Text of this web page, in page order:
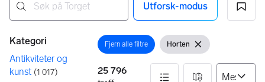
Utforsk-modus
Filtre
Kategori
Antikviteter og
kunst (1 017)
Åpne filter
Fjern alle filtre Vis filter
Horten
Fjern filter
25 796